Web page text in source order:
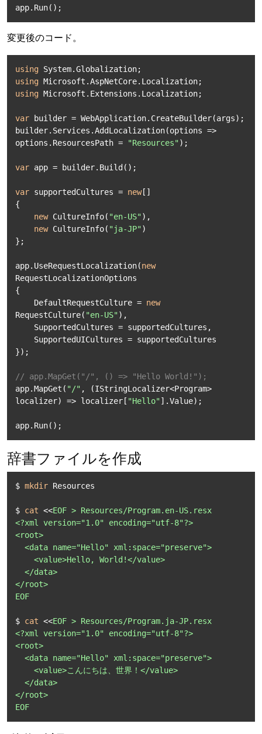
app.Run();
変更後のコード。
using
using
using Microsoft.Extensions.Localization;
var builder = WebApplication.CreateBuilder(args);
builder.Services.AddLocalization(options =>
options.ResourcesPath =
"Resources");
var app = builder.Build();
var supportedCultures = new[]
{
new CultureInfo( "en-US"),
new CultureInfo( "ja-JP")
};
app.UseRequestLocalization(new
RequestLocalizationOptions
{
    DefaultRequestCulture =
new
RequestCulture( "en-US"),
});
// app.MapGet("/", () => "Hello World!");
app.MapGet( "/" , (IStringLocalizer<Program>
localizer) => localizer[ "Hello"].Value);
app.Run();
辞書ファイルを作成
$ mkdir Resources
$ cat <<EOF > Resources/Program.en-US.resx
<?xml version="1.0" encoding="utf-8"?>
<root>
</root>
EOF
$ cat <<EOF > Resources/Program.ja-JP.resx
<?xml version="1.0" encoding="utf-8"?>
<root>
</root>
EOF